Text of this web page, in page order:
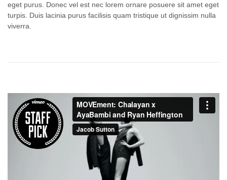
eget purus. Donec vel est nec lorem ornare posuere sit amet eget
turpis. Duis lacinia purus facilisis quam tristique ut dignissim nulla
viverra.